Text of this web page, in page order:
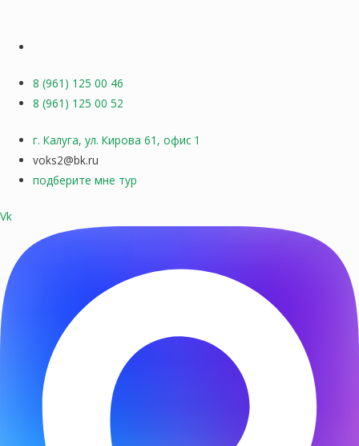
8 (961) 125 00 46
8 (961) 125 00 52
г. Калуга, ул. Кирова 61, офис 1
voks2@bk.ru
подберите мне тур
Vk